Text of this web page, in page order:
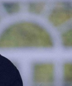
пишет,
не
морали».